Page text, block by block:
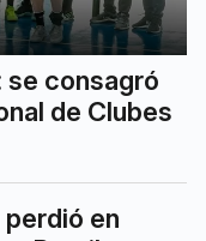
se consagró
de Clubes
en